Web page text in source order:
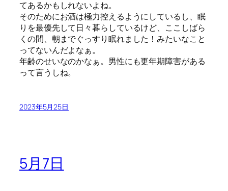
てあるかもしれないよね。
そのためにお酒は極力控えるようにしているし、眠
りを最優先して日々暮らしているけど、ここしばら
くの間、朝までぐっすり眠れました！みたいなこと
ってないんだよなぁ。
年齢のせいなのかなぁ。男性にも更年期障害がある
って言うしね。
2023年5月25日
5月7日